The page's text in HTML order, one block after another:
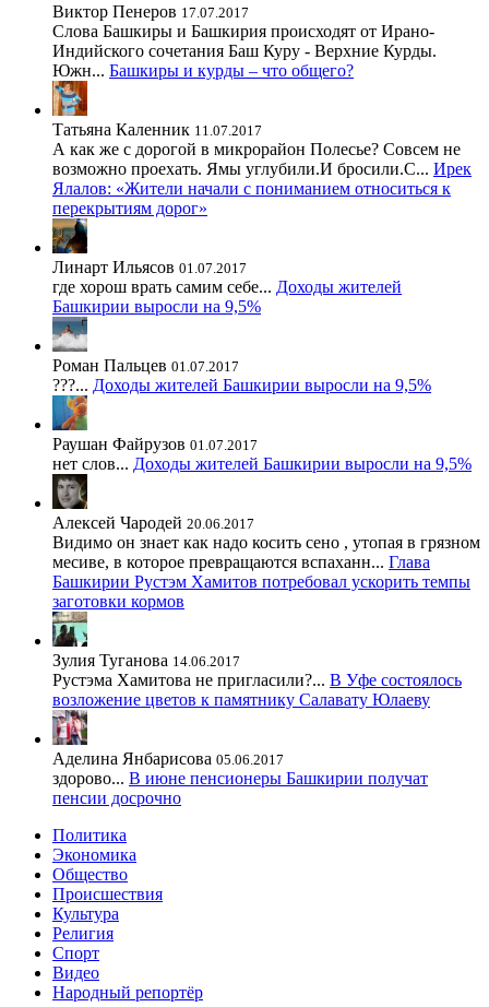
Виктор Пенеров 17.07.2017
Слова Башкиры и Башкирия происходят от Ирано-
Индийского сочетания Баш Куру - Верхние Курды.
Южн... Башкиры и курды – что общего?
Татьяна Каленник 11.07.2017
А как же с дорогой в микрорайон Полесье? Совсем не
возможно проехать. Ямы углубили.И бросили.С... Ирек
Ялалов: «Жители начали с пониманием относиться к
перекрытиям дорог»
Линарт Ильясов 01.07.2017
где хорош врать самим себе... Доходы жителей
Башкирии выросли на 9,5%
Роман Пальцев 01.07.2017
???... Доходы жителей Башкирии выросли на 9,5%
Раушан Файрузов 01.07.2017
нет слов... Доходы жителей Башкирии выросли на 9,5%
Алексей Чародей 20.06.2017
Видимо он знает как надо косить сено , утопая в грязном
месиве, в которое превращаются вспаханн... Глава
Башкирии Рустэм Хамитов потребовал ускорить темпы
заготовки кормов
Зулия Туганова 14.06.2017
Рустэма Хамитова не пригласили?... В Уфе состоялось
возложение цветов к памятнику Салавату Юлаеву
Аделина Янбарисова 05.06.2017
здорово... В июне пенсионеры Башкирии получат
пенсии досрочно
Политика
Экономика
Общество
Происшествия
Культура
Религия
Спорт
Видео
Народный репортёр